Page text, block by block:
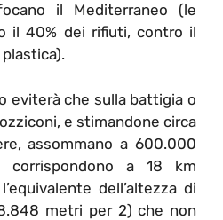
il Mediterraneo (le
il 40% dei rifiuti, contro il
eviterà che sulla battigia o
e stimandone circa
assommano a 600.000
a 18 km
dell’altezza di
metri per 2) che non